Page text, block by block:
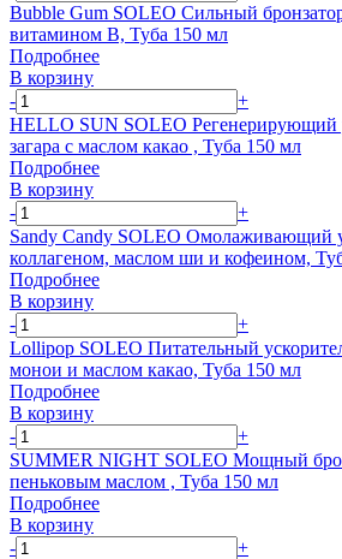
Bubble Gum SOLEO Сильный
витамином В, Туба 150 мл
Подробнее
В корзину
-
+
HELLO SUN SOLEO Регенерирующий
загара с маслом какао , Туба 150 мл
Подробнее
В корзину
-
+
Sandy Candy SOLEO Омолаживающий
коллагеном, маслом ши и кофеином,
Подробнее
В корзину
-
+
Lollipop SOLEO Питательный
монои и маслом какао, Туба 150 мл
Подробнее
В корзину
-
+
SUMMER NIGHT SOLEO Мощный
пеньковым маслом , Туба 150 мл
Подробнее
В корзину
-
+